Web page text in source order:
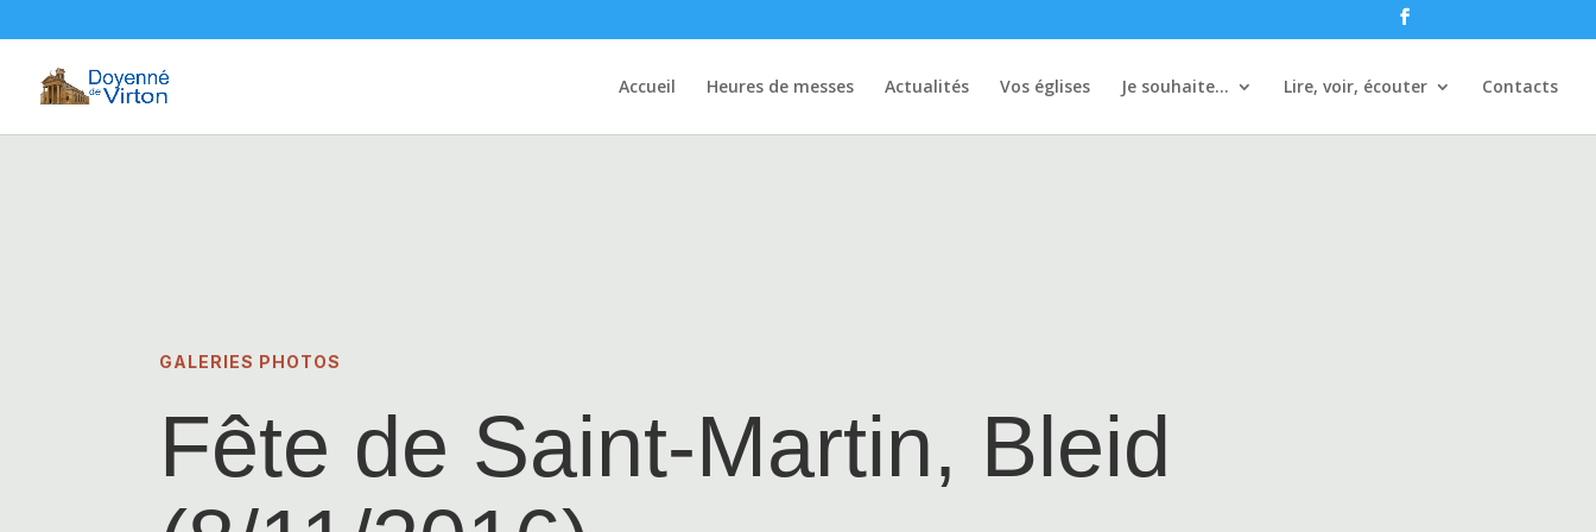
Accueil Heures de messes Actualités Vos églises Je souhaite… Lire, voir, écouter Contacts
GALERIES PHOTOS
Fête de Saint-Martin, Bleid